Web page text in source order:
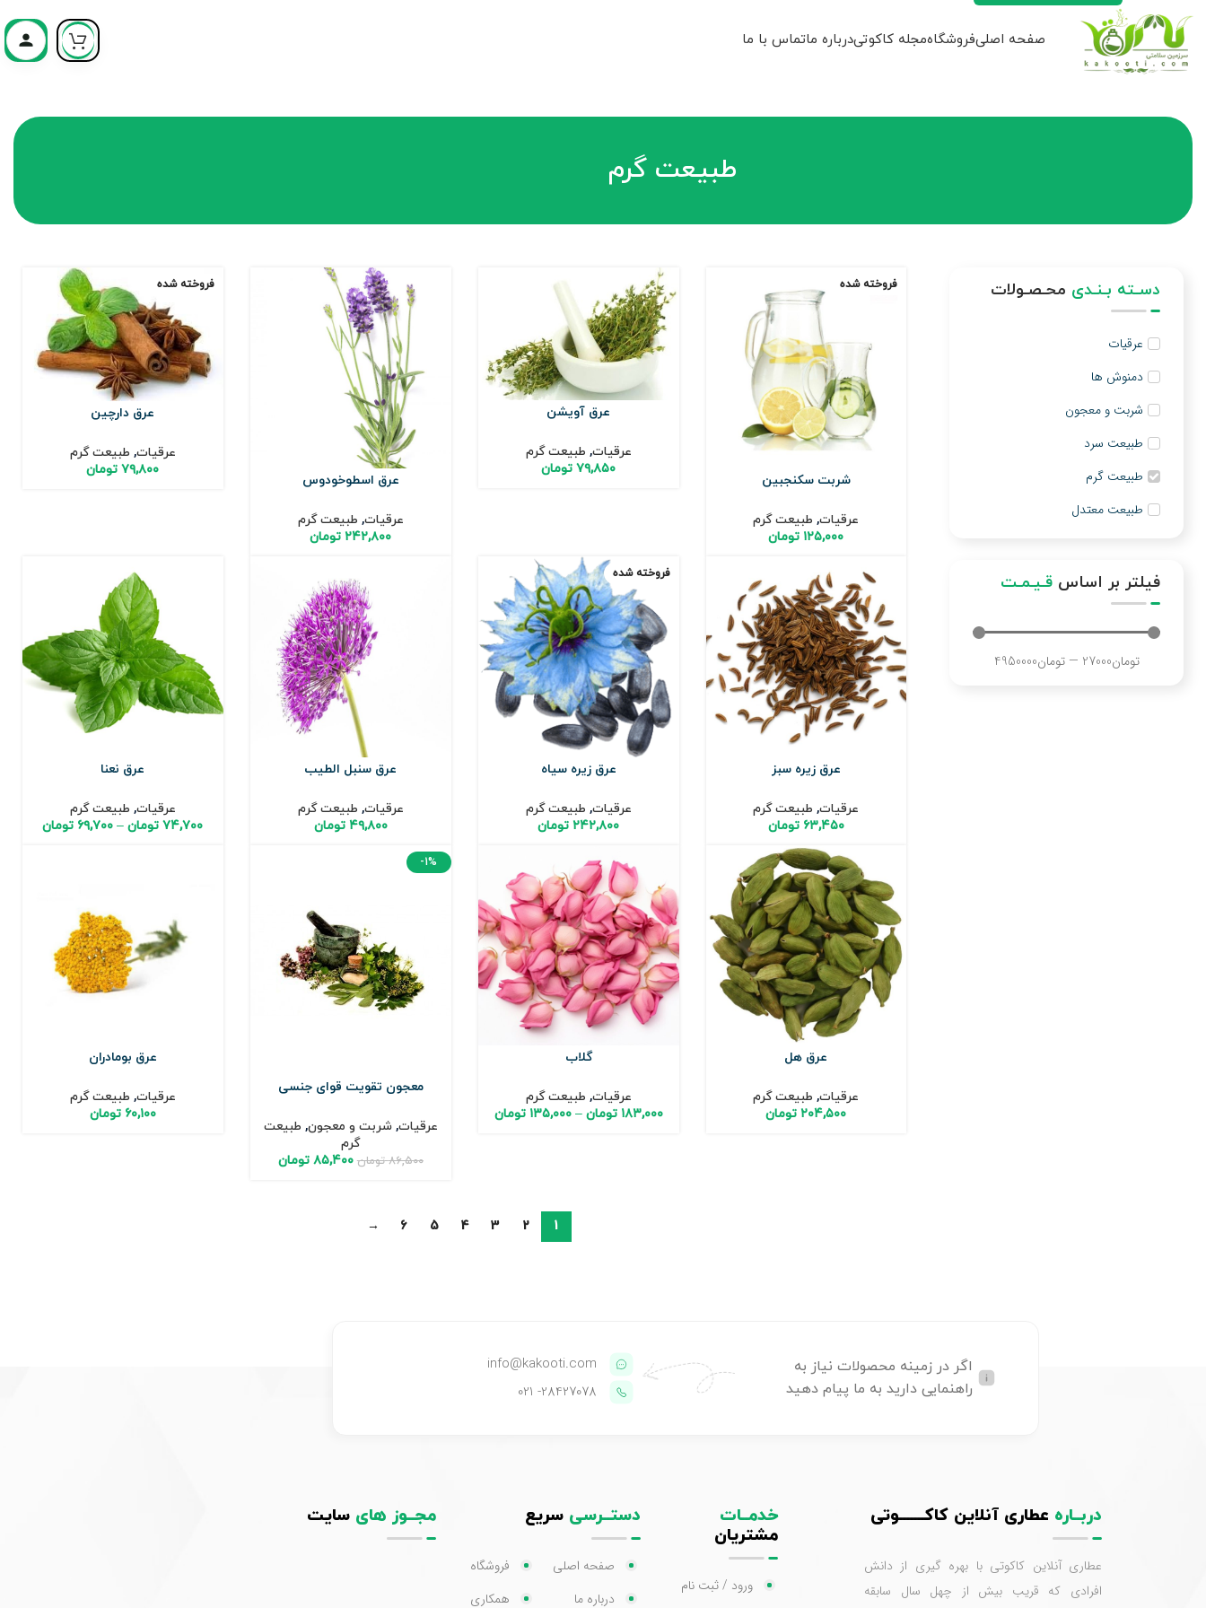
صفحه اصلیفروشگاهمجله کاکوتیدرباره ماتماس با ما
طبیعت گرم
دسـته بـنـدی محـصـولات
عرقیات
دمنوش ها
شربت و معجون
طبیعت سرد
طبیعت گرم
طبیعت معتدل
فیلتر بر اساس قـیـمـت
تومان27000
—تومان4950000
فروخته شده
شربت سکنجبین
عرقیات, طبیعت گرم
۱۲۵,۰۰۰ تومان
عرق آویشن
عرقیات, طبیعت گرم
۷۹,۸۵۰ تومان
عرق اسطوخودوس
عرقیات, طبیعت گرم
۲۴۲,۸۰۰ تومان
فروخته شده
عرق دارچین
عرقیات, طبیعت گرم
۷۹,۸۰۰ تومان
عرق زیره سبز
عرقیات, طبیعت گرم
۶۳,۴۵۰ تومان
فروخته شده
عرق زیره سیاه
عرقیات, طبیعت گرم
۲۴۲,۸۰۰ تومان
عرق سنبل الطیب
عرقیات, طبیعت گرم
۴۹,۸۰۰ تومان
عرق نعنا
عرقیات, طبیعت گرم
۷۴,۷۰۰ تومان – ۶۹,۷۰۰ تومان
عرق هل
عرقیات, طبیعت گرم
۲۰۴,۵۰۰ تومان
گلاب
عرقیات, طبیعت گرم
۱۸۳,۰۰۰ تومان – ۱۳۵,۰۰۰ تومان
-1%
معجون تقویت قوای جنسی
عرقیات,شربت و معجون, طبیعت
گرم
۸۶,۵۰۰ تومان ۸۵,۴۰۰ تومان
عرق بومادران
عرقیات, طبیعت گرم
۶۰,۱۰۰ تومان
1
2
3
4
5
6
→
اگر در زمینه محصولات نیاز به
راهنمایی دارید به ما پیام دهید
info@kakooti.com
28427078
- 021
دربــاره عطاری آنلاین کاکـــــــوتی
عطاری آنلاین کاکوتی با بهره گیری از دانش
افرادی که قریب بیش از چهل سال سابقه
خدمــات
مشتریان
ورود / ثبت نام
دستــرسی سریع
صفحه اصلی
درباره ما
فروشگاه
همکاری
مجــوز های سایت